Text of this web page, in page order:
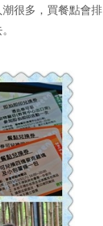
很多，買餐點會排